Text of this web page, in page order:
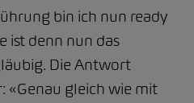
bin ich nun ready
ist denn nun das
Die Antwort
«Genau gleich wie mit